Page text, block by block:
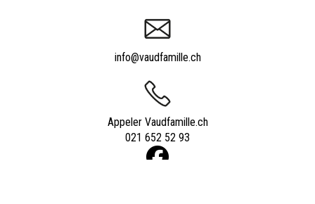
info@vaudfamille.ch
Appeler Vaudfamille.ch
021 652 52 93